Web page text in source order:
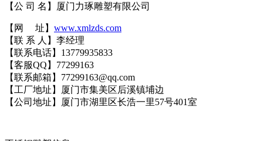
【公 司 名】 厦门力琢雕塑有限公司
【网 址】 www.xmlzds.com
【联 系 人】李经理
【联系电话】13779935833
【客服QQ】77299163
【联系邮箱】77299163@qq.com
【工厂地址】厦门市集美区后溪镇埔边
【公司地址】厦门市湖里区长浩一里57号401室